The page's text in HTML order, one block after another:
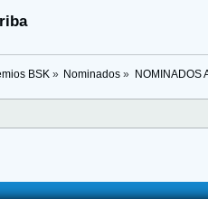
BSK » Nominados » NOMINADOS